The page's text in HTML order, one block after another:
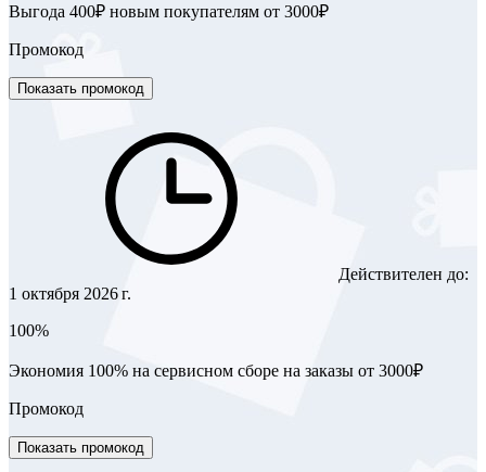
Выгода 400₽ новым покупателям от 3000₽
Промокод
Показать промокод
Действителен до:
1 октября 2026 г.
100%
Экономия 100% на сервисном сборе на заказы от 3000₽
Промокод
Показать промокод